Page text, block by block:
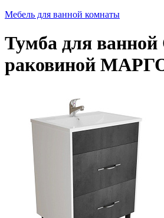
Мебель для ванной комнаты
Тумба для ванной
раковиной